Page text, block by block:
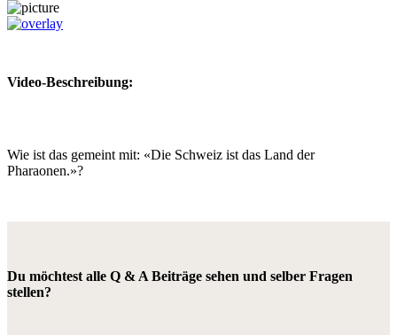
Video-Beschreibung:
Wie ist das gemeint mit: «Die Schweiz ist das Land der
Pharaonen.»?
Du möchtest alle Q & A Beiträge sehen und selber Fragen
stellen?